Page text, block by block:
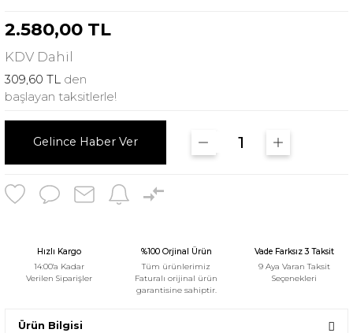
2.580,00 TL
KDV Dahil
309,60 TL den
başlayan taksitlerle!
Gelince Haber Ver
Hızlı Kargo
14:00'a Kadar
Verilen Siparişler
%100 Orjinal Ürün
Tüm ürünlerimiz
Faturalı orijinal ürün
garantisine sahiptir.
Vade Farksız 3 Taksit
9 Aya Varan Taksit
Seçenekleri
Ürün Bilgisi